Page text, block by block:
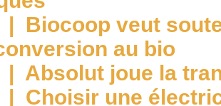
| Biocoop veut
au bio
| Absolut joue la
| Choisir une